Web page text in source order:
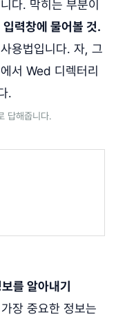
다. 막히는 부분이
력창에 물어볼 것.
용법입니다. 자, 그
서 Wed 디렉터리
.
답해줍니다.
를 알아내기
장 중요한 정보는